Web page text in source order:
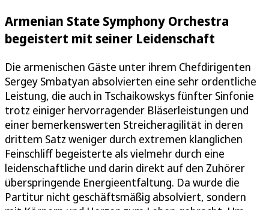
Armenian State Symphony Orchestra
begeistert mit seiner Leidenschaft
Die armenischen Gäste unter ihrem Chefdirigenten
Sergey Smbatyan absolvierten eine sehr ordentliche
Leistung, die auch in Tschaikowskys fünfter Sinfonie
trotz einiger hervorragender Bläserleistungen und
einer bemerkenswerten Streicheragilität in deren
drittem Satz weniger durch extremen klanglichen
Feinschliff begeisterte als vielmehr durch eine
leidenschaftliche und darin direkt auf den Zuhörer
überspringende Energieentfaltung. Da wurde die
Partitur nicht geschäftsmäßig absolviert, sondern